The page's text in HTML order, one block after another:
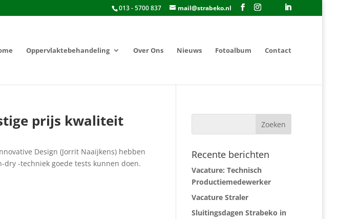
013 - 5700 837 mail@strabeko.nl
Oppervlaktebehandeling Over Ons Nieuws Fotoalbum Contact
prijs kwaliteit
Design (Jorrit Naaijkens) hebben
-techniek goede tests kunnen doen.
Recente berichten
Vacature: Technisch
Productiemedewerker
Vacature Straler
Sluitingsdagen Strabeko in